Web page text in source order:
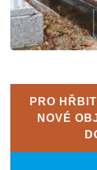
PRO
NOVÉ